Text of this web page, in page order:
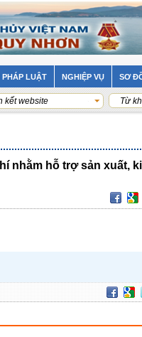
PHÁP LUẬT NGHIỆP VỤ SƠ
kết website
nhằm hỗ trợ sản xuất,